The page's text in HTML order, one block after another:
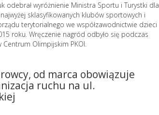
odebrał wyróżnienie Ministra Sportu i Turystki dla
sklasyfikowanych klubów sportowych i
terytorialnego we współzawodnictwie dzieci
roku. Wręczenie nagród odbyło się podczas
Centrum Olimpijskim PKOl.
od marca obowiązuje
ruchu na ul.